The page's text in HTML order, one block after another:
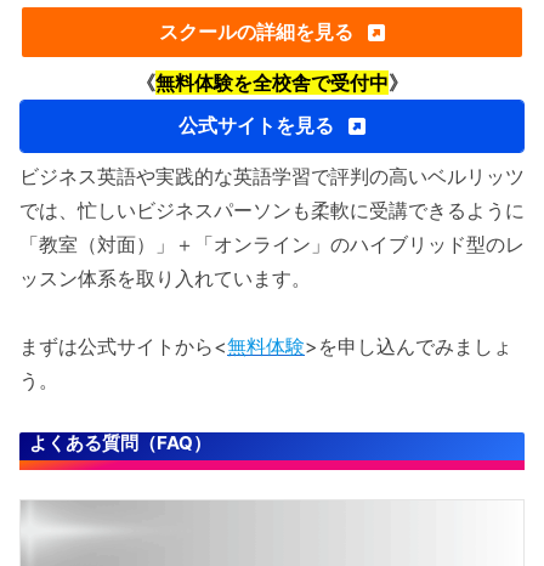
スクールの詳細を見る
《無料体験を全校舎で受付中》
公式サイトを見る
ビジネス英語や実践的な英語学習で評判の高いベルリッツ
では、忙しいビジネスパーソンも柔軟に受講できるように
「教室（対面）」＋「オンライン」のハイブリッド型のレ
ッスン体系を取り入れています。
まずは公式サイトから<無料体験>を申し込んでみましょ
う。
よくある質問（FAQ）